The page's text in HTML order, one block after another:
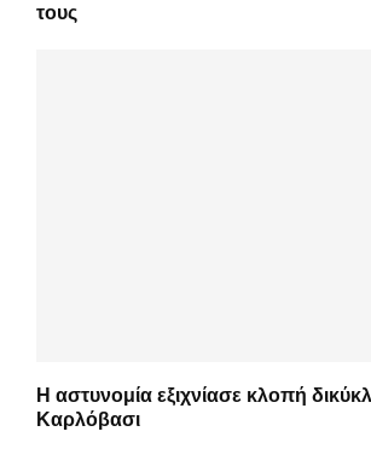
τους
Η αστυνομία εξιχνίασε κλοπή
Καρλόβασι